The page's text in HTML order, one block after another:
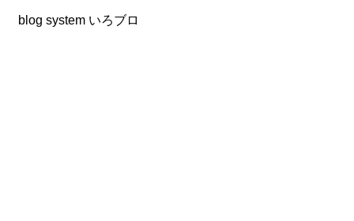
blog system いろブロ